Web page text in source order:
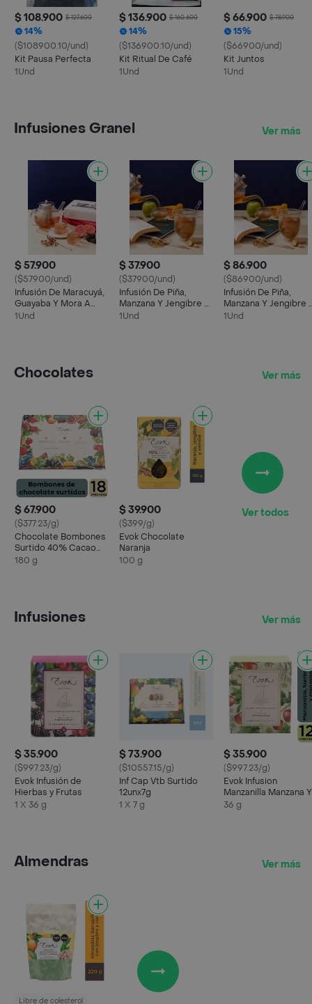
$ 108.900 $ 127.600
14%
($108900.10/und)
Kit Pausa Perfecta
1Und
$ 136.900 $ 160.600
14%
($136900.10/und)
Kit Ritual De Café
1Und
$ 66.900 $ 78.900
15%
($66900/und)
Kit Juntos
1Und
Infusiones Granel Ver más
$ 57.900
($57900/und)
Infusión De Maracuyá,
Guayaba Y Mora A
Granel
1Und
$ 37.900
($37900/und)
Infusión De Piña,
Manzana Y Jengibre A
Granel
1Und
$ 86.900
($86900/und)
Infusión De Piña,
Manzana Y Jengibre
Granel
1Und
Chocolates Ver más
$ 67.900
($377.23/g)
Chocolate Bombones
Surtido 40% Cacao
180 g
180 g
$ 39.900
($399/g)
Evok Chocolate
Naranja
100 g
Ver todos
Infusiones Ver más
$ 35.900
($997.23/g)
Evok Infusión de
Hierbas y Frutas
1 X 36 g
$ 73.900
($10557.15/g)
Inf Cap Vtb Surtido
12unx7g
1 X 7 g
$ 35.900
($997.23/g)
Evok Infusion
Manzanilla Manzana Y
Hierbabuena
36 g
Almendras Ver más
Libre de colesterol